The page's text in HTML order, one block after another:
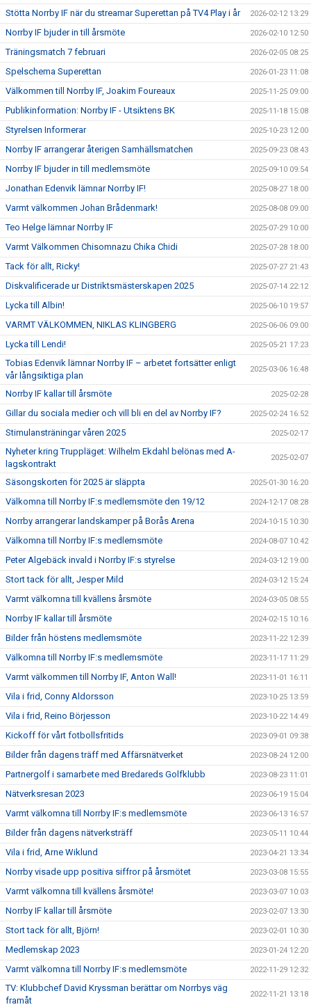
Stötta Norrby IF när du streamar Superettan på TV4 Play i år 2026-02-12 13:29
Norrby IF bjuder in till årsmöte 2026-02-10 12:50
Träningsmatch 7 februari 2026-02-05 08:25
Spelschema Superettan 2026-01-23 11:08
Välkommen till Norrby IF, Joakim Foureaux 2025-11-25 09:00
Publikinformation: Norrby IF - Utsiktens BK 2025-11-18 15:08
Styrelsen Informerar 2025-10-23 12:00
Norrby IF arrangerar återigen Samhällsmatchen 2025-09-23 08:43
Norrby IF bjuder in till medlemsmöte 2025-09-10 09:54
Jonathan Edenvik lämnar Norrby IF! 2025-08-27 18:00
Varmt välkommen Johan Brådenmark! 2025-08-08 09:00
Teo Helge lämnar Norrby IF 2025-07-29 10:00
Varmt Välkommen Chisomnazu Chika Chidi 2025-07-28 18:00
Tack för allt, Ricky! 2025-07-27 21:43
Diskvalificerade ur Distriktsmästerskapen 2025 2025-07-14 22:12
Lycka till Albin! 2025-06-10 19:57
VARMT VÄLKOMMEN, NIKLAS KLINGBERG 2025-06-06 09:00
Lycka till Lendi! 2025-05-21 17:23
Tobias Edenvik lämnar Norrby IF – arbetet fortsätter enligt
vår långsiktiga plan
2025-03-06 16:48
Norrby IF kallar till årsmöte 2025-02-28
Gillar du sociala medier och vill bli en del av Norrby IF? 2025-02-24 16:52
Stimulansträningar våren 2025 2025-02-17
Nyheter kring Truppläget: Wilhelm Ekdahl belönas med A-
lagskontrakt
2025-02-07
Säsongskorten för 2025 är släppta 2025-01-30 16:20
Välkomna till Norrby IF:s medlemsmöte den 19/12 2024-12-17 08:28
Norrby arrangerar landskamper på Borås Arena 2024-10-15 10:30
Välkomna till Norrby IF:s medlemsmöte 2024-08-07 10:42
Peter Algebäck invald i Norrby IF:s styrelse 2024-03-12 19:00
Stort tack för allt, Jesper Mild 2024-03-12 15:24
Varmt välkomna till kvällens årsmöte 2024-03-05 08:55
Norrby IF kallar till årsmöte 2024-02-15 10:16
Bilder från höstens medlemsmöte 2023-11-22 12:39
Välkomna till Norrby IF:s medlemsmöte 2023-11-17 11:29
Varmt välkommen till Norrby IF, Anton Wall! 2023-11-01 16:11
Vila i frid, Conny Aldorsson 2023-10-25 13:59
Vila i frid, Reino Börjesson 2023-10-22 14:49
Kickoff för vårt fotbollsfritids 2023-09-01 09:38
Bilder från dagens träff med Affärsnätverket 2023-08-24 12:00
Partnergolf i samarbete med Bredareds Golfklubb 2023-08-23 11:01
Nätverksresan 2023 2023-06-19 15:04
Varmt välkomna till Norrby IF:s medlemsmöte 2023-06-13 16:57
Bilder från dagens nätverksträff 2023-05-11 10:44
Vila i frid, Arne Wiklund 2023-04-21 13:34
Norrby visade upp positiva siffror på årsmötet 2023-03-08 15:55
Varmt välkomna till kvällens årsmöte! 2023-03-07 10:03
Norrby IF kallar till årsmöte 2023-02-07 13:30
Stort tack för allt, Björn! 2023-02-01 10:30
Medlemskap 2023 2023-01-24 12:20
Varmt välkomna till Norrby IF:s medlemsmöte 2022-11-29 12:32
TV: Klubbchef David Kryssman berättar om Norrbys väg
framåt
2022-11-21 13:18